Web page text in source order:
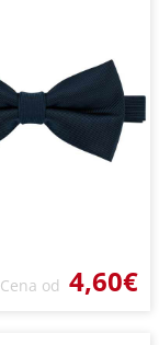
Cena od 4,60€